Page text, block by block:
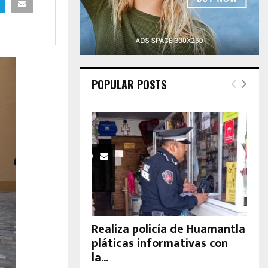
POPULAR POSTS
Realiza policía de Huamantla
pláticas informativas con
la...